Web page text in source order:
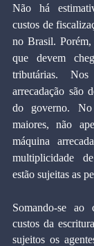
Não há
custos de
no Brasil. Porém,
que devem
tributárias.
arrecadação são
do governo.
maiores, não
máquina
multiplicidade
estão sujeitas as
Somando-se ao
custos da
sujeitos os